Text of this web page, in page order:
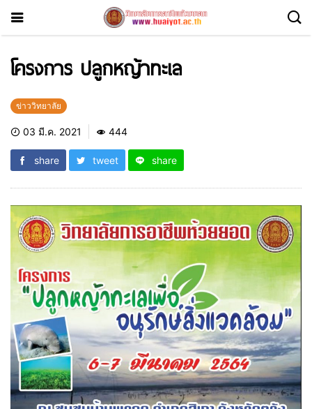
โครงการ ปลูกหญ้าทะเล
ข่าววิทยาลัย
03 มี.ค. 2021 444
share tweet share